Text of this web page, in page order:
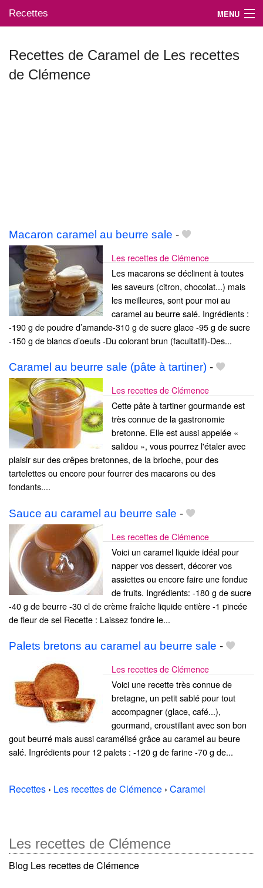
Recettes MENU
Mes blogs préférés
Recettes de Caramel de Les recettes
de Clémence
Macaron caramel au beurre sale -
Les recettes de Clémence
Les macarons se déclinent à toutes
les saveurs (citron, chocolat...) mais
les meilleures, sont pour moi au
caramel au beurre salé. Ingrédients :
-190 g de poudre d’amande-310 g de sucre glace -95 g de sucre
-150 g de blancs d’oeufs -Du colorant brun (facultatif)-Des...
Caramel au beurre sale (pâte à tartiner) -
Les recettes de Clémence
Cette pâte à tartiner gourmande est
très connue de la gastronomie
bretonne. Elle est aussi appelée «
salidou », vous pourrez l'étaler avec
plaisir sur des crêpes bretonnes, de la brioche, pour des
tartelettes ou encore pour fourrer des macarons ou des
fondants....
Sauce au caramel au beurre sale -
Les recettes de Clémence
Voici un caramel liquide idéal pour
napper vos dessert, décorer vos
assiettes ou encore faire une fondue
de fruits. Ingrédients: -180 g de sucre
-40 g de beurre -30 cl de crème fraîche liquide entière -1 pincée
de fleur de sel Recette : Laissez fondre le...
Palets bretons au caramel au beurre sale -
Les recettes de Clémence
Voici une recette très connue de
bretagne, un petit sablé pour tout
accompagner (glace, café...),
gourmand, croustillant avec son bon
gout beurré mais aussi caramélisé grâce au caramel au beure
salé. Ingrédients pour 12 palets : -120 g de farine -70 g de...
Recettes › Les recettes de Clémence › Caramel
Les recettes de Clémence
Blog Les recettes de Clémence